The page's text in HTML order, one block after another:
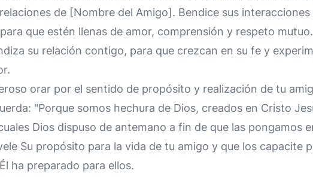
de [Nombre del Amigo]. Bendice sus
que estén llenas de amor, comprensión y respeto
su relación contigo, para que crezcan en su fe y
orar por el sentido de propósito y realización de tu
"Porque somos hechura de Dios, creados en Cristo
Dios dispuso de antemano a fin de que las pongamos
Su propósito para la vida de tu amigo y que los capacite
ha preparado para ellos.